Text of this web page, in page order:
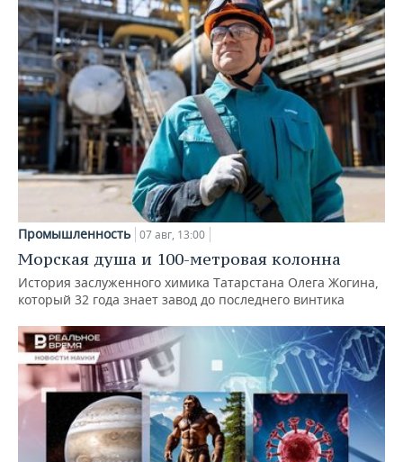
Промышленность 07 авг, 13:00
Морская душа и 100-метровая колонна
История заслуженного химика Татарстана Олега Жогина,
который 32 года знает завод до последнего винтика